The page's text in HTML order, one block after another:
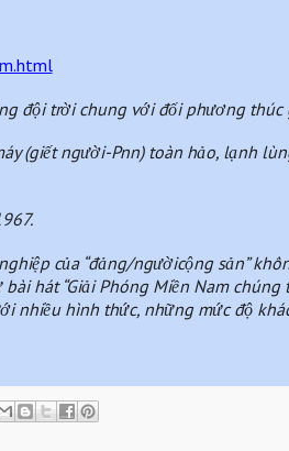
đội trời chung với đối phương thúc
(giết người-Pnn) toàn hảo, lạnh
của “đảng/ngườicộng sản”
hát “Giải Phóng Miền Nam chúng
nhiều hình thức, những mức độ